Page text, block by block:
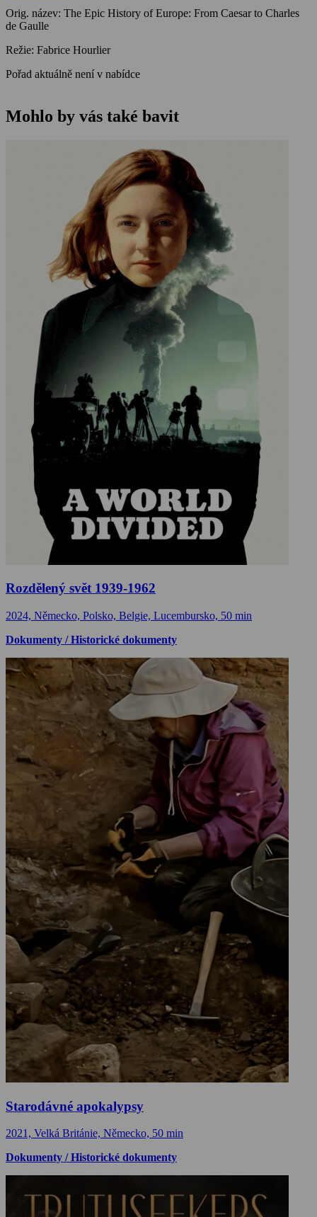
jejími hranicemi Evropu a svět.
Orig. název: The Epic History of Europe: From Caesar to Charles
de Gaulle
Režie: Fabrice Hourlier
Pořad aktuálně není v nabídce
Mohlo by vás také bavit
Rozdělený svět 1939-1962
2024, Německo, Polsko, Belgie, Lucembursko, 50 min
Dokumenty / Historické dokumenty
Starodávné apokalypsy
2021, Velká Británie, Německo, 50 min
Dokumenty / Historické dokumenty